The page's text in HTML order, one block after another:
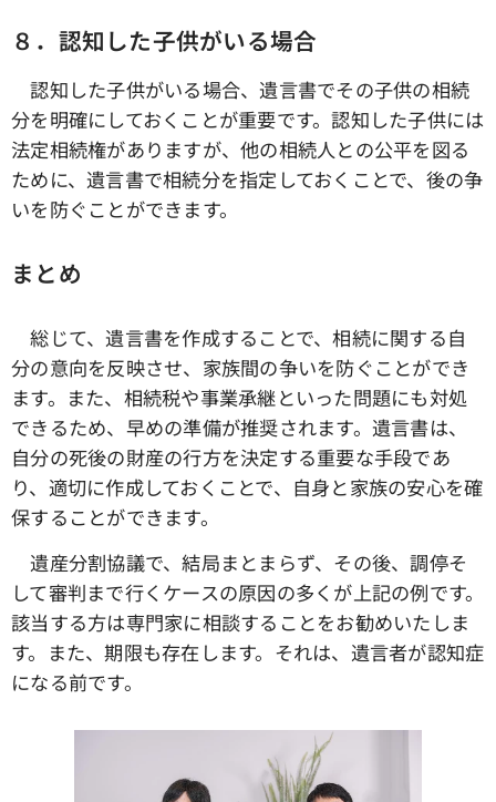
８．認知した子供がいる場合
認知した子供がいる場合、遺言書でその子供の相続
分を明確にしておくことが重要です。認知した子供には
法定相続権がありますが、他の相続人との公平を図る
ために、遺言書で相続分を指定しておくことで、後の争
いを防ぐことができます。
まとめ
総じて、遺言書を作成することで、相続に関する自
分の意向を反映させ、家族間の争いを防ぐことができ
ます。また、相続税や事業承継といった問題にも対処
できるため、早めの準備が推奨されます。遺言書は、
自分の死後の財産の行方を決定する重要な手段であ
り、適切に作成しておくことで、自身と家族の安心を確
保することができます。
遺産分割協議で、結局まとまらず、その後、調停そ
して審判まで行くケースの原因の多くが上記の例です。
該当する方は専門家に相談することをお勧めいたしま
す。また、期限も存在します。それは、遺言者が認知症
になる前です。